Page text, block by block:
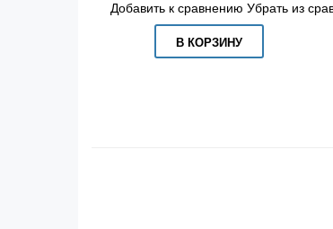
Добавить к сравнению Убрать из
В КОРЗИНУ